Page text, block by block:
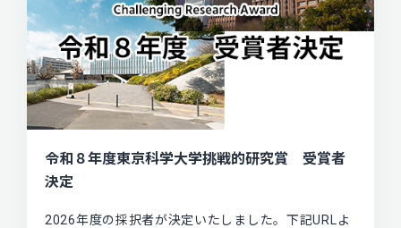
令和８年度東京科学大学挑戦的研究賞 受賞者
決定
2026年度の採択者が決定いたしました。下記URLよ